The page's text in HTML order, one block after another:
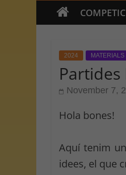
2024 MATERIALS
Partides
November 7,
Hola bones!
Aquí tenim
idees, el que